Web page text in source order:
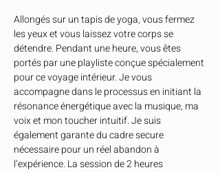
Allongés sur un tapis de yoga, vous fermez
les yeux et vous laissez votre corps se
détendre. Pendant une heure, vous êtes
portés par une playliste conçue spécialement
pour ce voyage intérieur. Je vous
accompagne dans le processus en initiant la
résonance énergétique avec la musique, ma
voix et mon toucher intuitif. Je suis
également garante du cadre secure
nécessaire pour un réel abandon à
l’expérience. La session de 2 heures